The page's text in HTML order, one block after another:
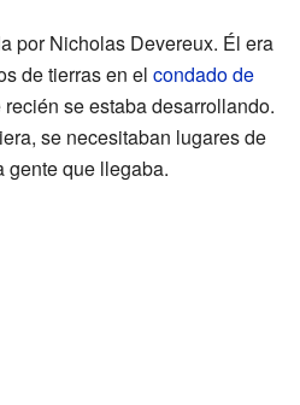
por Nicholas Devereux. Él era
de tierras en el condado de
recién se estaba desarrollando.
se necesitaban lugares de
gente que llegaba.